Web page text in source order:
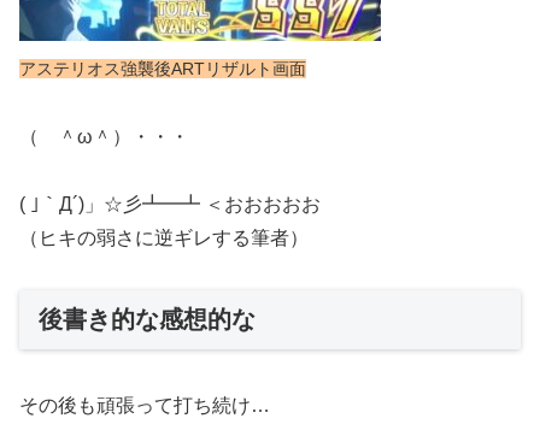
アステリオス強襲後ARTリザルト画面
（ ＾ω＾）・・・
( ｣｀Д´)」☆彡┻━┻ ＜おおおおお
（ヒキの弱さに逆ギレする筆者）
後書き的な感想的な
その後も頑張って打ち続け…